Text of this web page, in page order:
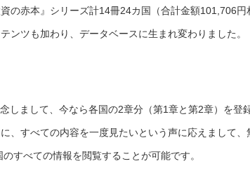
の赤本』シリーズ計14冊24カ国（合計金額101,706円
ンツも加わり、データベースに生まれ変わりました。
しまして、今なら各国の2章分（第1章と第2章）を登
、すべての内容を一度見たいという声に応えまして、
すべての情報を閲覧することが可能です。